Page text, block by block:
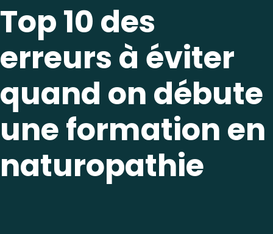
Top 10 des
erreurs à éviter
quand on débute
une formation en
naturopathie